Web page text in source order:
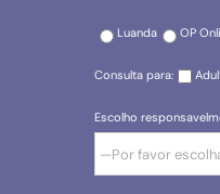
Luanda OP
Consulta para:
Escolho